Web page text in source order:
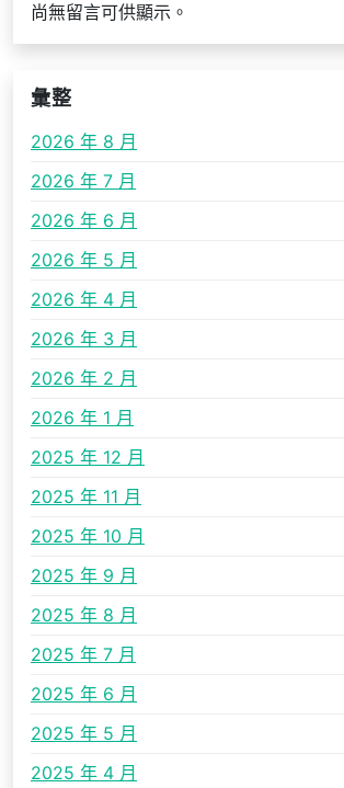
尚無留言可供顯示。
彙整
2026 年 8 月
2026 年 7 月
2026 年 6 月
2026 年 5 月
2026 年 4 月
2026 年 3 月
2026 年 2 月
2026 年 1 月
2025 年 12 月
2025 年 11 月
2025 年 10 月
2025 年 9 月
2025 年 8 月
2025 年 7 月
2025 年 6 月
2025 年 5 月
2025 年 4 月